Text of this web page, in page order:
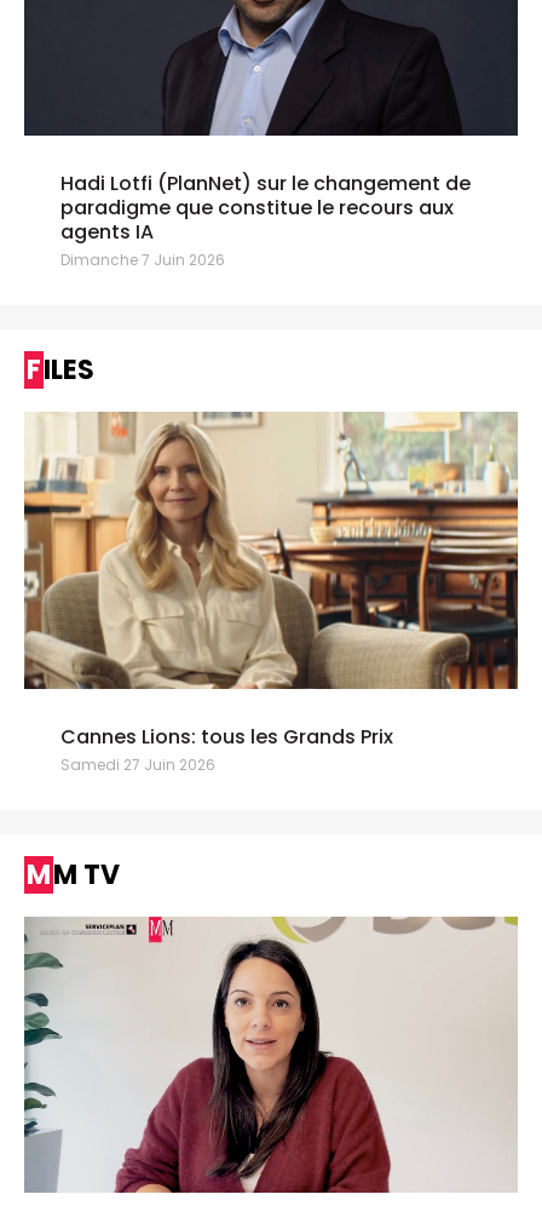
Hadi Lotfi (PlanNet) sur le changement de
paradigme que constitue le recours aux
agents IA
Dimanche 7 Juin 2026
FILES
Cannes Lions: tous les Grands Prix
Samedi 27 Juin 2026
MM TV